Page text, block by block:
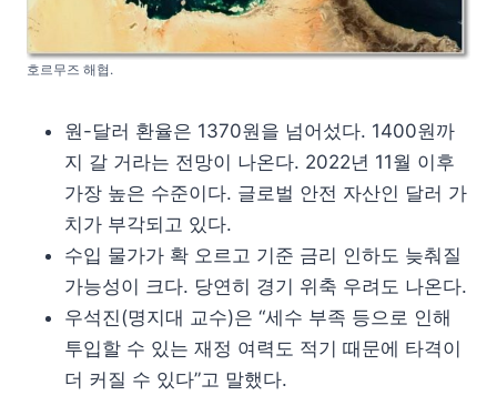
호르무즈 해협.
원-달러 환율은 1370원을 넘어섰다. 1400원까
지 갈 거라는 전망이 나온다. 2022년 11월 이후
가장 높은 수준이다. 글로벌 안전 자산인 달러 가
치가 부각되고 있다.
수입 물가가 확 오르고 기준 금리 인하도 늦춰질
가능성이 크다. 당연히 경기 위축 우려도 나온다.
우석진(명지대 교수)은 “세수 부족 등으로 인해
투입할 수 있는 재정 여력도 적기 때문에 타격이
더 커질 수 있다”고 말했다.